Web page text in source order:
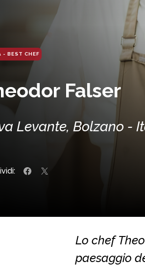
- BEST CHEF
Falser
Levante, Bolzano -
Lo chef
paesaggio